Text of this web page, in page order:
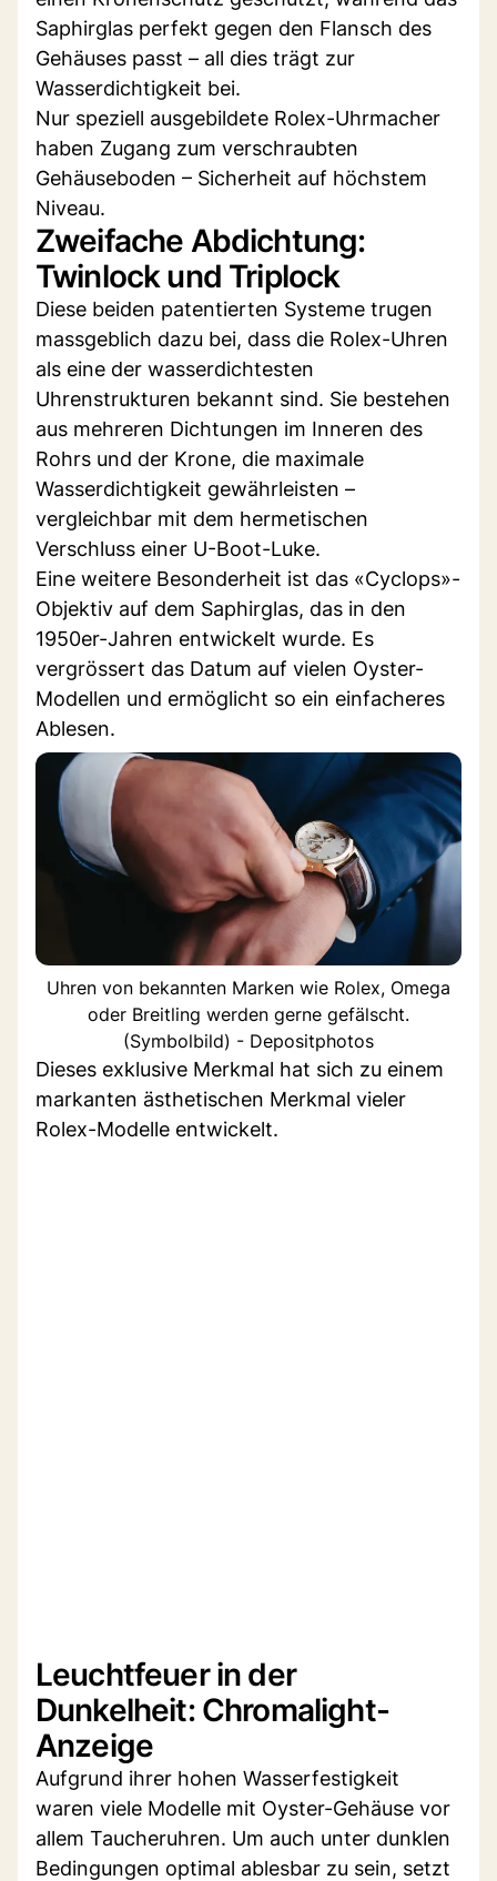
Saphirglas perfekt gegen den Flansch des
Gehäuses passt – all dies trägt zur
Wasserdichtigkeit bei.
Nur speziell ausgebildete Rolex-Uhrmacher
haben Zugang zum verschraubten
Gehäuseboden – Sicherheit auf höchstem
Niveau.
Zweifache Abdichtung:
Twinlock und Triplock
Diese beiden patentierten Systeme trugen
massgeblich dazu bei, dass die Rolex-Uhren
als eine der wasserdichtesten
Uhrenstrukturen bekannt sind. Sie bestehen
aus mehreren Dichtungen im Inneren des
Rohrs und der Krone, die maximale
Wasserdichtigkeit gewährleisten –
vergleichbar mit dem hermetischen
Verschluss einer U-Boot-Luke.
Eine weitere Besonderheit ist das «Cyclops»-
Objektiv auf dem Saphirglas, das in den
1950er-Jahren entwickelt wurde. Es
vergrössert das Datum auf vielen Oyster-
Modellen und ermöglicht so ein einfacheres
Ablesen.
Uhren von bekannten Marken wie Rolex, Omega
oder Breitling werden gerne gefälscht.
(Symbolbild) - Depositphotos
Dieses exklusive Merkmal hat sich zu einem
markanten ästhetischen Merkmal vieler
Rolex-Modelle entwickelt.
Leuchtfeuer in der
Dunkelheit: Chromalight-
Anzeige
Aufgrund ihrer hohen Wasserfestigkeit
waren viele Modelle mit Oyster-Gehäuse vor
allem Taucheruhren. Um auch unter dunklen
Bedingungen optimal ablesbar zu sein, setzt